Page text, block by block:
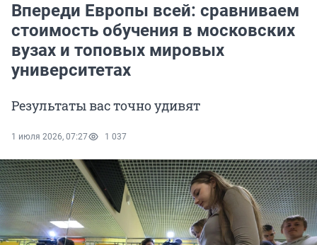
Впереди Европы всей: сравниваем
стоимость обучения в московских
вузах и топовых мировых
университетах
Результаты вас точно удивят
1 июля 2026, 07:27 1 037